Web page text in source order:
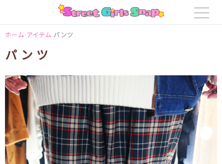
ホーム アイテム パンツ
パンツ